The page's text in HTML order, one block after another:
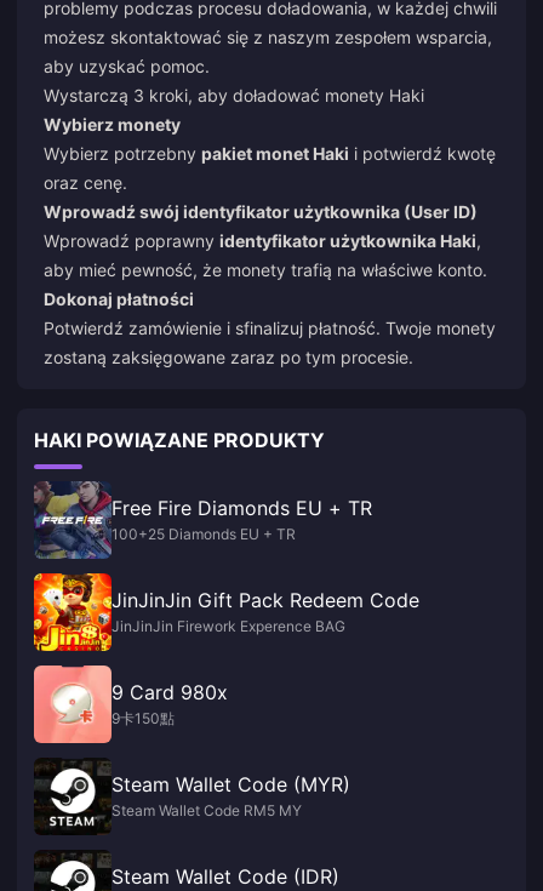
problemy podczas procesu doładowania, w każdej chwili
możesz skontaktować się z naszym zespołem wsparcia,
aby uzyskać pomoc.
Wystarczą 3 kroki, aby doładować monety Haki
Wybierz monety
Wybierz potrzebny pakiet monet Haki i potwierdź kwotę
oraz cenę.
Wprowadź swój identyfikator użytkownika (User ID)
Wprowadź poprawny identyfikator użytkownika Haki,
aby mieć pewność, że monety trafią na właściwe konto.
Dokonaj płatności
Potwierdź zamówienie i sfinalizuj płatność. Twoje monety
zostaną zaksięgowane zaraz po tym procesie.
HAKI POWIĄZANE PRODUKTY
Free Fire Diamonds EU + TR
100+25 Diamonds EU + TR
JinJinJin Gift Pack Redeem Code
JinJinJin Firework Experence BAG
9 Card 980x
9卡150點
Steam Wallet Code (MYR)
Steam Wallet Code RM5 MY
Steam Wallet Code (IDR)